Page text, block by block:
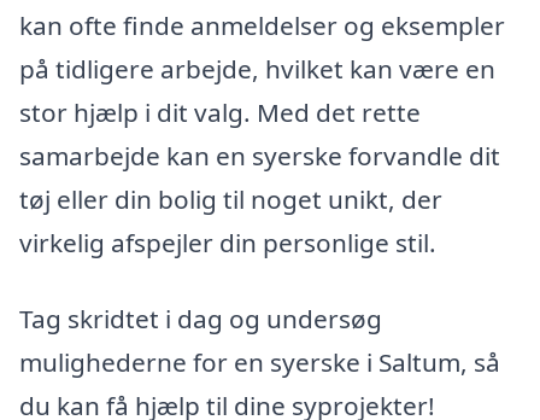
kan ofte finde anmeldelser og eksempler
på tidligere arbejde, hvilket kan være en
stor hjælp i dit valg. Med det rette
samarbejde kan en syerske forvandle dit
tøj eller din bolig til noget unikt, der
virkelig afspejler din personlige stil.
Tag skridtet i dag og undersøg
mulighederne for en syerske i Saltum, så
du kan få hjælp til dine syprojekter!